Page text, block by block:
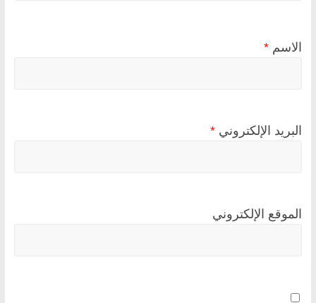
الاسم *
البريد الإلكتروني *
الموقع الإلكتروني